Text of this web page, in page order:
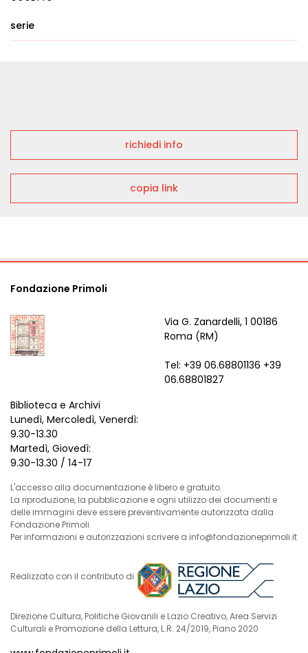
serie
richiedi info
copia link
Fondazione Primoli
Via G. Zanardelli, 1 00186
Roma (RM)
Tel: +39 06.68801136 +39
06.68801827
Biblioteca e Archivi
Lunedì, Mercoledì, Venerdì:
9.30-13.30
Martedì, Giovedì:
9.30-13.30 / 14-17
L'accesso alla documentazione è libero e gratuito.
La riproduzione, la pubblicazione e ogni utilizzo dei documenti e
delle immagini deve essere preventivamente autorizzata dalla
Fondazione Primoli.
Per informazioni e autorizzazioni scrivere a info@fondazioneprimoli.it
Realizzato con il contributo di
Direzione Cultura, Politiche Giovanili e Lazio Creativo, Area Servizi
Culturali e Promozione della Lettura, L.R. 24/2019, Piano 2020